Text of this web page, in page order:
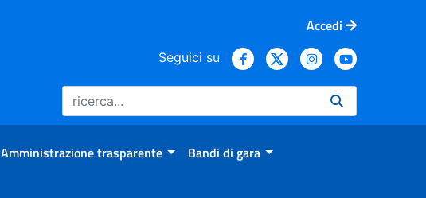
Accedi
Seguici su
Amministrazione trasparente Bandi di gara